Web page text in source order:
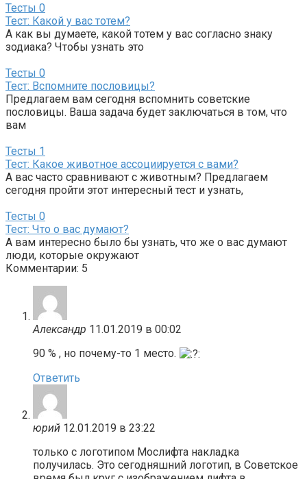
Тесты 0
Тест: Какой у вас тотем?
А как вы думаете, какой тотем у вас согласно знаку
зодиака? Чтобы узнать это
Тесты 0
Тест: Вспомните пословицы?
Предлагаем вам сегодня вспомнить советские
пословицы. Ваша задача будет заключаться в том, что
вам
Тесты 1
Тест: Какое животное ассоциируется с вами?
А вас часто сравнивают с животным? Предлагаем
сегодня пройти этот интересный тест и узнать,
Тесты 0
Тест: Что о вас думают?
А вам интересно было бы узнать, что же о вас думают
люди, которые окружают
Комментарии: 5
Александр 11.01.2019 в 00:02
90 % , но почему-то 1 место.
Ответить
юрий 12.01.2019 в 23:22
только с логотипом Мослифта накладка
получилась. Это сегодняшний логотип, в Советское